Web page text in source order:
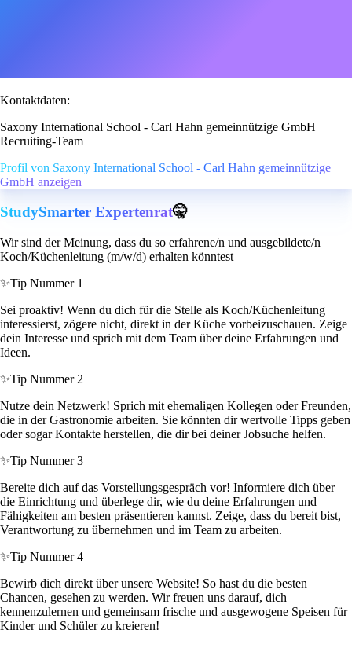
Kontaktdaten:
Saxony International School - Carl Hahn gemeinnützige GmbH
Recruiting-Team
Profil von Saxony International School - Carl Hahn gemeinnützige
GmbH anzeigen
StudySmarter Expertenrat🤫
Wir sind der Meinung, dass du so erfahrene/n und ausgebildete/n
Koch/Küchenleitung (m/w/d) erhalten könntest
✨Tip Nummer 1
Sei proaktiv! Wenn du dich für die Stelle als Koch/Küchenleitung
interessierst, zögere nicht, direkt in der Küche vorbeizuschauen. Zeige
dein Interesse und sprich mit dem Team über deine Erfahrungen und
Ideen.
✨Tip Nummer 2
Nutze dein Netzwerk! Sprich mit ehemaligen Kollegen oder Freunden,
die in der Gastronomie arbeiten. Sie könnten dir wertvolle Tipps geben
oder sogar Kontakte herstellen, die dir bei deiner Jobsuche helfen.
✨Tip Nummer 3
Bereite dich auf das Vorstellungsgespräch vor! Informiere dich über
die Einrichtung und überlege dir, wie du deine Erfahrungen und
Fähigkeiten am besten präsentieren kannst. Zeige, dass du bereit bist,
Verantwortung zu übernehmen und im Team zu arbeiten.
✨Tip Nummer 4
Bewirb dich direkt über unsere Website! So hast du die besten
Chancen, gesehen zu werden. Wir freuen uns darauf, dich
kennenzulernen und gemeinsam frische und ausgewogene Speisen für
Kinder und Schüler zu kreieren!